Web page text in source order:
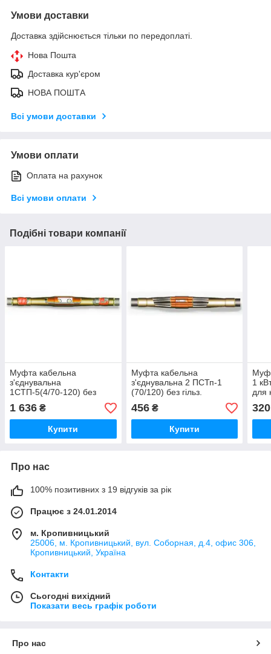
Умови доставки
Доставка здійснюється тільки по передоплаті.
Нова Пошта
Доставка кур'єром
НОВА ПОШТА
Всі умови доставки
Умови оплати
Оплата на рахунок
Всі умови оплати
Подібні товари компанії
Муфта кабельна
з'єднувальна
1СТП-5(4/70-120) без
гільз.
1 636 ₴
Купити
Муфта кабельна
з'єднувальна 2 ПСТп-1
(70/120) без гільз.
456₴
Купити
1
для
гільз
Про нас
100% позитивних з 19 відгуків за рік
Працює з 24.01.2014
м. Кропивницький
25006, м. Кропивницький, вул. Соборная, д.4, офис 306,
Кропивницький, Україна
Контакти
Сьогодні вихідний
Показати весь графік роботи
Про нас